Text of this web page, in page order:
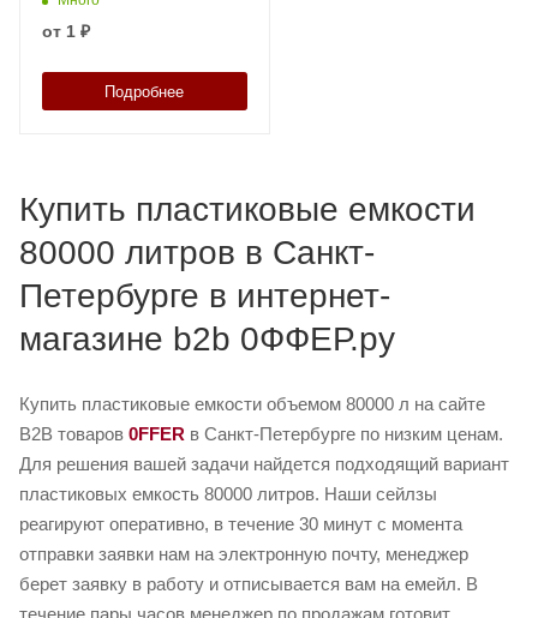
от 1 ₽
Подробнее
Купить пластиковые емкости
80000 литров в Санкт-
Петербурге в интернет-
магазине b2b 0ФФЕР.ру
Купить пластиковые емкости объемом 80000 л на сайте
B2B товаров 0FFER в Санкт-Петербурге по низким ценам.
Для решения вашей задачи найдется подходящий вариант
пластиковых емкость 80000 литров. Наши сейлзы
реагируют оперативно, в течение 30 минут с момента
отправки заявки нам на электронную почту, менеджер
берет заявку в работу и отписывается вам на емейл. В